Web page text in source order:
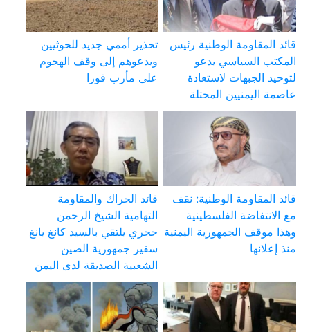
قائد المقاومة الوطنية رئيس
المكتب السياسي يدعو
لتوحيد الجبهات لاستعادة
عاصمة اليمنيين المحتلة
تحذير أممي جديد للحوثيين
ويدعوهم إلى وقف الهجوم
على مأرب فورا
قائد المقاومة الوطنية: نقف
مع الانتفاضة الفلسطينية
وهذا موقف الجمهورية اليمنية
منذ إعلانها
قائد الحراك والمقاومة
التهامية الشيخ الرحمن
حجري يلتقي بالسيد كانغ يانغ
سفير جمهورية الصين
الشعبية الصديقة لدى اليمن